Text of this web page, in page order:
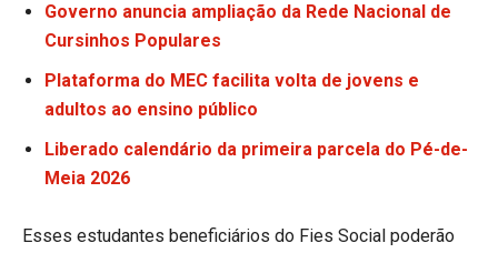
Governo anuncia ampliação da Rede Nacional de
Cursinhos Populares
Plataforma do MEC facilita volta de jovens e
adultos ao ensino público
Liberado calendário da primeira parcela do Pé-de-
Meia 2026
Esses estudantes beneficiários do Fies Social poderão